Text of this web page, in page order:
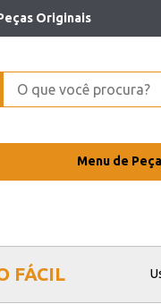
Originais
Menu de
FÁCIL